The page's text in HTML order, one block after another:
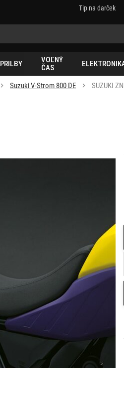
Tip na darček
PRILBY
VOĽNÝ
ČAS
Suzuki V-Strom 800 DE SUZUKI